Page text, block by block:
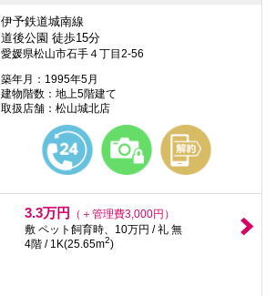
伊予鉄道城南線
道後公園 徒歩15分
愛媛県松山市石手４丁目2-56
築年月：1995年5月
建物階数：地上5階建て
取扱店舗：松山城北店
3.3万円
（＋管理費3,000円）
敷 ペット飼育時、10万円 / 礼 無
4階 / 1K(25.65m2)